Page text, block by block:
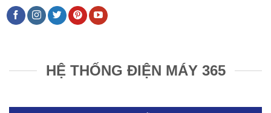
HỆ THỐNG ĐIỆN MÁY 365